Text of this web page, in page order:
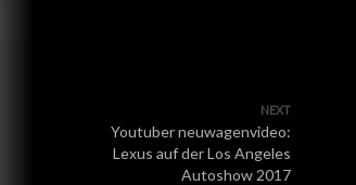
NEXT
Youtuber neuwagenvideo:
Lexus auf der Los Angeles
Autoshow 2017